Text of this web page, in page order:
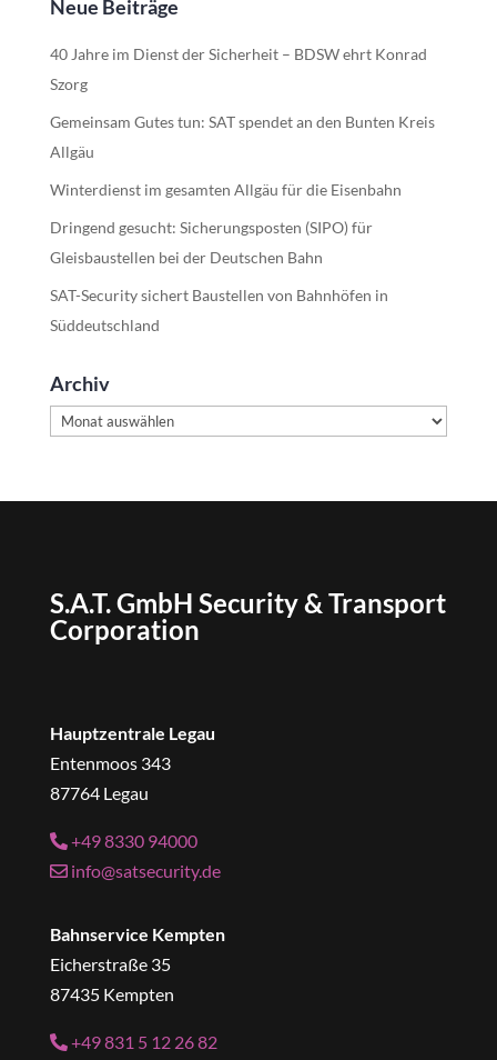
Neue Beiträge
40 Jahre im Dienst der Sicherheit – BDSW ehrt Konrad
Szorg
Gemeinsam Gutes tun: SAT spendet an den Bunten Kreis
Allgäu
Winterdienst im gesamten Allgäu für die Eisenbahn
Dringend gesucht: Sicherungsposten (SIPO) für
Gleisbaustellen bei der Deutschen Bahn
SAT-Security sichert Baustellen von Bahnhöfen in
Süddeutschland
Archiv
Archiv
S.A.T. GmbH Security & Transport
Corporation
Hauptzentrale Legau
Entenmoos 343
87764 Legau
+49 8330 94000
info@satsecurity.de
Bahnservice Kempten
Eicherstraße 35
87435 Kempten
+49 831 5 12 26 82